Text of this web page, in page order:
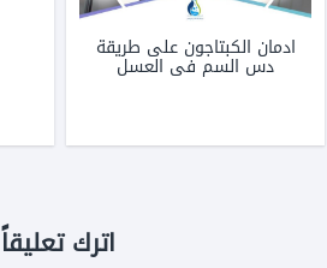
ادمان الكبتاجون على طريقة
دس السم فى العسل
اترك تعليقاً